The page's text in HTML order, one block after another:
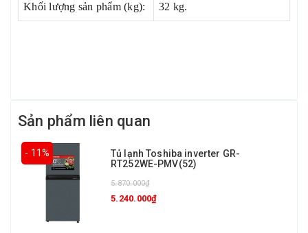
Khối lượng sản phẩm (kg): 32 kg.
Sản phẩm liên quan
- 11%
Tủ lạnh Toshiba inverter GR-
RT252WE-PMV(52)
5.870.000₫
5.240.000₫